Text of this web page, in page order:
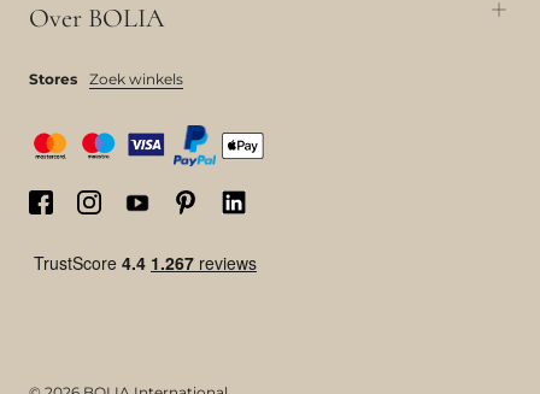
Over BOLIA
Stores Zoek winkels